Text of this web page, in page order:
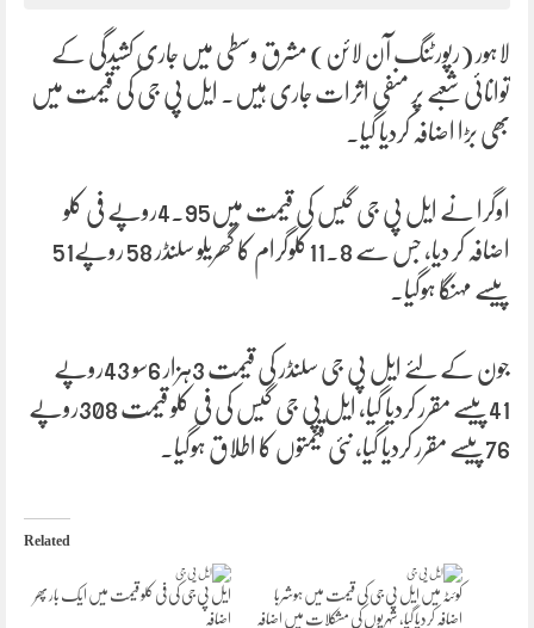
لاہور (رپورٹنگ آن لائن) مشرق وسطی میں جاری کشیدگی کے
توانائی شعبے پر منفی اثرات جاری ہیں۔ ایل پی جی کی قیمت میں
بھی بڑا اضافہ کردیا گیا۔
اوگرا نے ایل پی جی گیس کی قیمت میں4.95روپے فی کلو
اضافہ کر دیا، جس سے 11.8کلوگرام کا گھریلو سلنڈر 58 روپے51
پیسے مہنگا ہوگیا۔
جون کے لئے ایل پی جی سلنڈر کی قیمت 3ہزار 6سو 43روپے
41پیسے مقرر کردیا گیا، ایل پی جی گیس کی فی کلو قیمت 308روپے
76پیسے مقرر کردیا گیا، نئی قیمتوں کا اطلاق ہوگیا۔
Related
ایل پی جی کی فی کلو قیمت میں ایک بار پھر
اضافہ
کوئٹہ میں ایل پی جی کی قیمت میں ہوشربا
اضافہ کردیا گیا، شہریوں کی مشکلات میں اضافہ